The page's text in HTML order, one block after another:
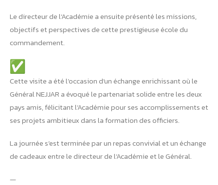
Le directeur de l’Académie a ensuite présenté les missions,
objectifs et perspectives de cette prestigieuse école du
commandement.
Cette visite a été l’occasion d’un échange enrichissant où le
Général NEJJAR a évoqué le partenariat solide entre les deux
pays amis, félicitant l’Académie pour ses accomplissements et
ses projets ambitieux dans la formation des officiers.
La journée s’est terminée par un repas convivial et un échange
de cadeaux entre le directeur de l’Académie et le Général.
—